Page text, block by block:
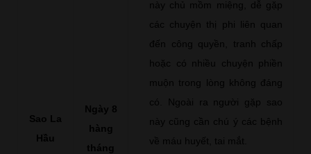
Sao La
Hầu
Ngày 8
hàng
tháng
này chủ mồm miệng, dễ gặp
các chuyện thị phi liên quan
đến công quyền, tranh chấp
hoặc có nhiều chuyện phiền
muộn trong lòng không đáng
có. Ngoài ra người gặp sao
này cũng cần chú ý các bệnh
về máu huyết, tai mắt.